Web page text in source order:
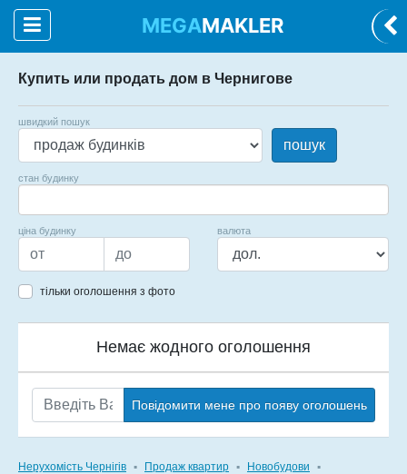
MEGAMAKLER
Купить или продать дом в Чернигове
швидкий пошук
пошук
стан будинку
ціна будинку валюта
тільки оголошення з фото
Немає жодного оголошення
Повідомити мене про появу оголошень
Нерухомість Чернігів ▪ Продаж квартир ▪ Новобудови
▪